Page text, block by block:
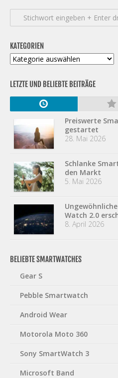
KATEGORIEN
Kategorien
LETZTE UND BELIEBTE BEITRÄGE
Preiswerte
gestartet
28. Mai 2026
Schlanke
den Markt
5. Mai 2026
Watch 2.0
8. April 2026
BELIEBTE SMARTWATCHES
Gear S
Pebble Smartwatch
Android Wear
Motorola Moto 360
Sony SmartWatch 3
Microsoft Band